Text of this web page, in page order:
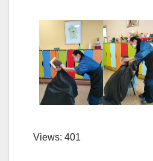
Views: 401